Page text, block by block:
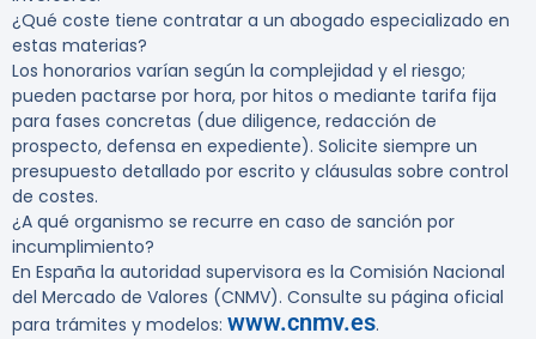
¿Qué coste tiene contratar a un abogado especializado en
estas materias?
Los honorarios varían según la complejidad y el riesgo;
pueden pactarse por hora, por hitos o mediante tarifa fija
para fases concretas (due diligence, redacción de
prospecto, defensa en expediente). Solicite siempre un
presupuesto detallado por escrito y cláusulas sobre control
de costes.
¿A qué organismo se recurre en caso de sanción por
incumplimiento?
En España la autoridad supervisora es la Comisión Nacional
del Mercado de Valores (CNMV). Consulte su página oficial
para trámites y modelos: www.cnmv.es.